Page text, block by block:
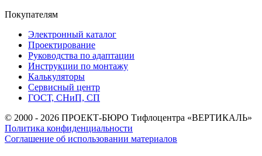
Покупателям
Электронный каталог
Проектирование
Руководства по адаптации
Инструкции по монтажу
Калькуляторы
Сервисный центр
ГОСТ, СНиП, СП
© 2000 - 2026 ПРОЕКТ-БЮРО Тифлоцентра «ВЕРТИКАЛЬ»
Политика конфиденциальности
Соглашение об использовании материалов